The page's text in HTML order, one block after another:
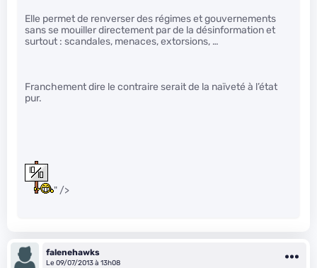
Elle permet de renverser des régimes et gouvernements
sans se mouiller directement par de la désinformation et
surtout : scandales, menaces, extorsions, …
Franchement dire le contraire serait de la naïveté à l’état
pur.
" />
falenehawks
Le 09/07/2013 à 13h08